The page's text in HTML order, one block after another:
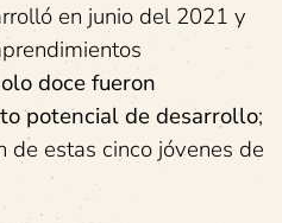
en junio del 2021 y
doce fueron
potencial de desarrollo;
de estas cinco jóvenes de